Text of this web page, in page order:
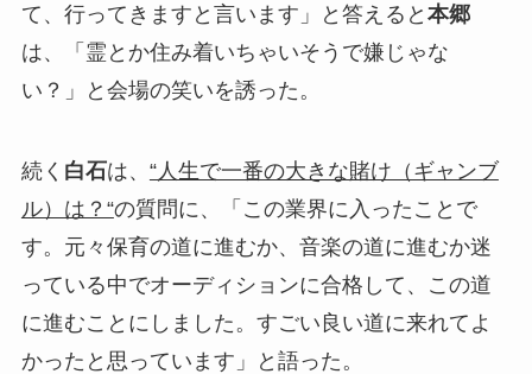
て、行ってきますと言います」と答えると 本郷
は、「霊とか住み着いちゃいそうで嫌じゃな
い？」と会場の笑いを誘った。
続く 白石は、 “人生で一番の大きな賭け（ギャンブ
ル）は？“の質問に、「この業界に入ったことで
す。元々保育の道に進むか、音楽の道に進むか迷
っている中でオーディションに合格して、この道
に進むことにしました。すごい良い道に来れてよ
かったと思っています」と語った。